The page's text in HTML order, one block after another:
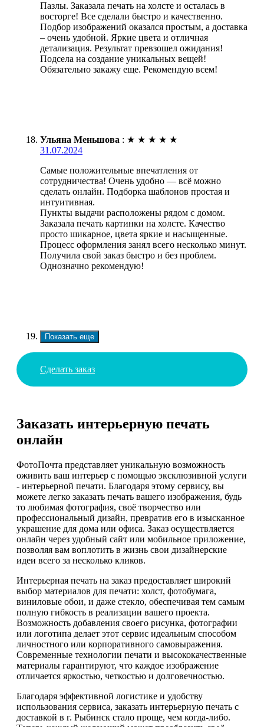
Пазлы. Заказала печать на холсте и осталась в
восторге! Все сделали быстро и качественно.
Подбор изображений оказался простым, а доставка
– очень удобной. Яркие цвета и отличная
детализация. Результат превзошел ожидания!
Подсела на создание уникальных вещей!
Обязательно закажу еще. Рекомендую всем!
Ульяна Меньшова : ★ ★ ★ ★ ★
31.07.2024
Самые положительные впечатления от
сотрудничества! Очень удобно — всё можно
сделать онлайн. Подборка шаблонов простая и
интуитивная.
Пункты выдачи расположены рядом с домом.
Заказала печать картинки на холсте. Качество
просто шикарное, цвета яркие и насыщенные.
Процесс оформления занял всего несколько минут.
Получила свой заказ быстро и без проблем.
Однозначно рекомендую!
Показать еще
Сделать заказ
Заказать интерьерную печать
онлайн
ФотоПочта представляет уникальную возможность
оживить ваш интерьер с помощью эксклюзивной услуги
- интерьерной печати. Благодаря этому сервису, вы
можете легко заказать печать вашего изображения, будь
то любимая фотография, своё творчество или
профессиональный дизайн, превратив его в изысканное
украшение для дома или офиса. Заказ осуществляется
онлайн через удобный сайт или мобильное приложение,
позволяя вам воплотить в жизнь свои дизайнерские
идеи всего за несколько кликов.
Интерьерная печать на заказ предоставляет широкий
выбор материалов для печати: холст, фотобумага,
виниловые обои, и даже стекло, обеспечивая тем самым
полную гибкость в реализации вашего проекта.
Возможность добавления своего рисунка, фотографии
или логотипа делает этот сервис идеальным способом
личностного или корпоративного самовыражения.
Современные технологии печати и высококачественные
материалы гарантируют, что каждое изображение
отличается яркостью, четкостью и долговечностью.
Благодаря эффективной логистике и удобству
использования сервиса, заказать интерьерную печать с
доставкой в г. Рыбинск стало проще, чем когда-либо.